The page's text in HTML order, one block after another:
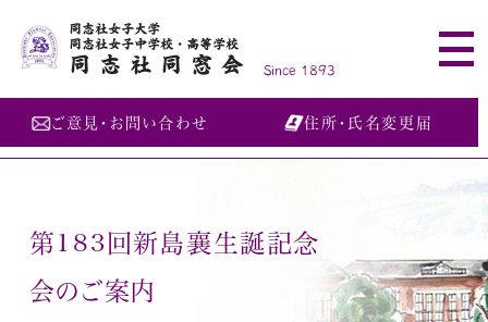
同志社女子大学
同志社女子中学校・高等学校
同志社同窓会 Since 1893
ご意見・お問い合わせ 住所・氏名変更届
第183回新島襄生誕記念
会のご案内